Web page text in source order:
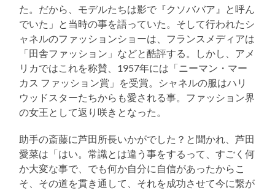
た。だから、モデルたちは影で『クソババア』と呼ん
でいた」と当時の事を語っていた。そして行われたシ
ャネルのファッションショーは、フランスメディアは
「田舎ファッション」などと酷評する。しかし、アメ
リカではこれを称賛、1957年には「ニーマン・マー
カス ファッション賞」を受賞。シャネルの服はハリ
ウッドスターたちからも愛される事。ファッション界
の女王として返り咲きとなった。
助手の斎藤に芦田所長いかがでした？と聞かれ、芦田
愛菜は「はい。常識とは違う事をするって、すごく何
か大変な事で、でも何か自分に自信があったからこ
そ、その道を貫き通して、それを成功させて今に繋が